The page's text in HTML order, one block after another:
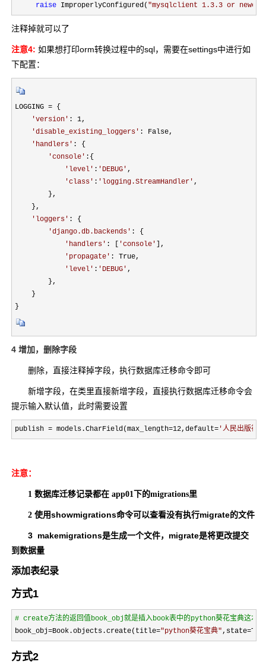
raise ImproperlyConfigured( "mysqlclient 1.3.3 or newer
注释掉就可以了
注意4: 如果想打印orm转换过程中的sql，需要在settings中进行如
下配置：
LOGGING = {
'version ' : 1,
'disable_existing_loggers ' : False,
' handlers ' : {
'console ' :{
' level ' : ' DEBUG ' ,
'class ' : ' logging.StreamHandler ' ,
        },
    },
' loggers ' : {
'django.db.backends ' : {
' handlers ' : [ 'console ' ],
' propagate ' : True,
' level ' : ' DEBUG ' ,
        },
    }
}
4 增加，删除字段
删除，直接注释掉字段，执行数据库迁移命令即可
新增字段，在类里直接新增字段，直接执行数据库迁移命令会
提示输入默认值，此时需要设置
publish = models.CharField(max_length=12,default= '人民出版社
注意：
1 数据库迁移记录都在 app01下的migrations里
2 使用showmigrations命令可以查看没有执行migrate的文件
3 makemigrations是生成一个文件，migrate是将更改提交
到数据量
添加表纪录
方式1
# create方法的返回值book_obj就是插入book表中的python葵花宝典这本书
book_obj=Book.objects.create(title="python葵花宝典"
方式2